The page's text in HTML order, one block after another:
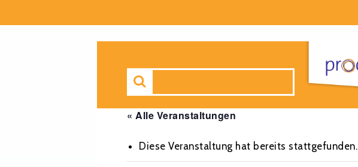
« Alle Veranstaltungen
Diese Veranstaltung hat bereits stattgefunden.